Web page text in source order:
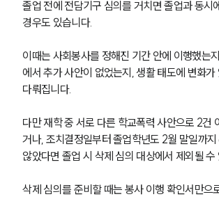
졸업 전에 전담기구 심의를 거치면 졸업과 동시
경우도 있습니다.
이때는 사회봉사를 정해진 기간 안에 이행했는
에서 추가 사안이 없었는지, 생활 태도에 변화가
다뤄집니다.
다만 재학 중 서로 다른 학교폭력 사안으로 2건
거나, 조치결정일부터 졸업학년도 2월 말일까지
않았다면 졸업 시 삭제 심의 대상에서 제외될 수
삭제 심의를 준비할 때는 봉사 이행 확인서만으